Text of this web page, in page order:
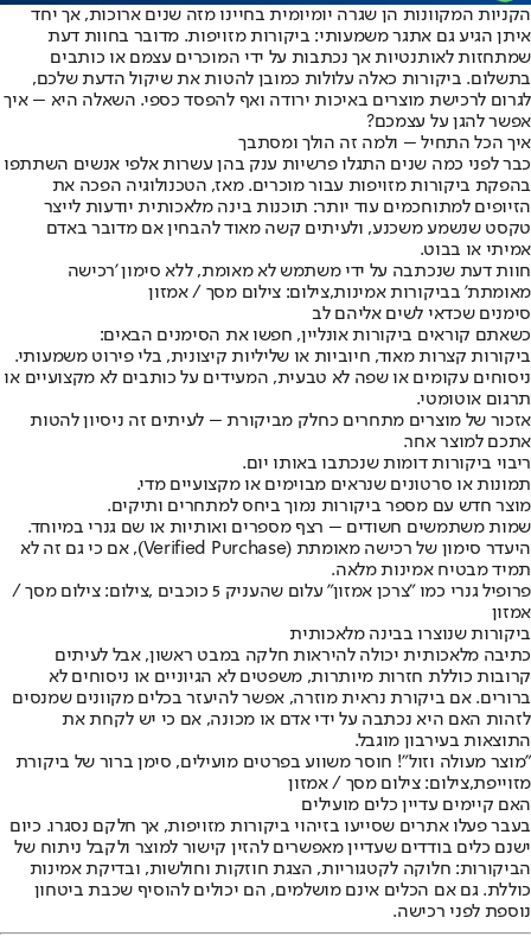
הקניות המקוונות הן שגרה יומיומית בחיינו מזה שנים ארוכות, אך יחד
איתן הגיע גם אתגר משמעותי: ביקורות מזויפות. מדובר בחוות דעת
שמתחזות לאותנטיות אך נכתבות על ידי המוכרים עצמם או כותבים
בתשלום. ביקורות כאלה עלולות כמובן להטות את שיקול הדעת שלכם,
לגרום לרכישת מוצרים באיכות ירודה ואף להפסד כספי. השאלה היא – איך
אפשר להגן על עצמכם?
איך הכל התחיל – ולמה זה הולך ומסתבך
כבר לפני כמה שנים התגלו פרשיות ענק בהן עשרות אלפי אנשים השתתפו
בהפקת ביקורות מזויפות עבור מוכרים. מאז, הטכנולוגיה הפכה את
הזיופים למתוחכמים עוד יותר: תוכנות בינה מלאכותית יודעות לייצר
טקסט שנשמע משכנע, ולעיתים קשה מאוד להבחין אם מדובר באדם
אמיתי או בבוט.
חוות דעת שנכתבה על ידי משתמש לא מאומת, ללא סימון 'רכישה
מאומתת' בביקורות אמינות,צילום: צילום מסך / אמזון
סימנים שכדאי לשים אליהם לב
כשאתם קוראים ביקורות אונליין, חפשו את הסימנים הבאים:
ביקורות קצרות מאוד, חיוביות או שליליות קיצונית, בלי פירוט משמעותי.
ניסוחים עקומים או שפה לא טבעית, המעידים על כותבים לא מקצועיים או
תרגום אוטומטי.
אזכור של מוצרים מתחרים כחלק מביקורת – לעיתים זה ניסיון להטות
אתכם למוצר אחר.
ריבוי ביקורות דומות שנכתבו באותו יום.
תמונות או סרטונים שנראים מבוימים או מקצועיים מדי.
מוצר חדש עם מספר ביקורות נמוך ביחס למתחרים ותיקים.
שמות משתמשים חשודים – רצף מספרים ואותיות או שם גנרי במיוחד.
היעדר סימון של רכישה מאומתת (Verified Purchase), אם כי גם זה לא
תמיד מבטיח אמינות מלאה.
פרופיל גנרי כמו "צרכן אמזון" עלום שהעניק 5 כוכבים ,צילום: צילום מסך /
אמזון
ביקורות שנוצרו בבינה מלאכותית
כתיבה מלאכותית יכולה להיראות חלקה במבט ראשון, אבל לעיתים
קרובות כוללת חזרות מיותרות, משפטים לא הגיוניים או ניסוחים לא
ברורים. אם ביקורת נראית מוזרה, אפשר להיעזר בכלים מקוונים שמנסים
לזהות האם היא נכתבה על ידי אדם או מכונה, אם כי יש לקחת את
התוצאות בעירבון מוגבל.
"מוצר מעולה וזול"! חוסר משווע בפרטים מועילים, סימן ברור של ביקורת
מזוייפת,צילום: צילום מסך / אמזון
האם קיימים עדיין כלים מועילים
בעבר פעלו אתרים שסייעו בזיהוי ביקורות מזויפות, אך חלקם נסגרו. כיום
ישנם כלים בודדים שעדיין מאפשרים להזין קישור למוצר ולקבל ניתוח של
הביקורות: חלוקה לקטגוריות, הצגת חוזקות וחולשות, ובדיקת אמינות
כוללת. גם אם הכלים אינם מושלמים, הם יכולים להוסיף שכבת ביטחון
נוספת לפני רכישה.